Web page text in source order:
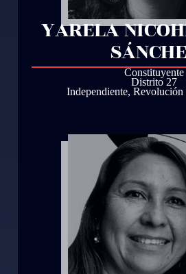
YARELA
Constituyente
Distrito 27
Independiente, Revolución